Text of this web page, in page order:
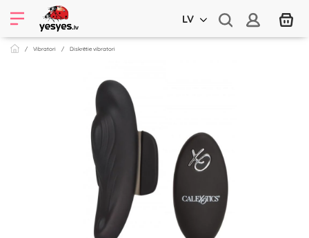
LV
Vibratori Diskrētie vibratori